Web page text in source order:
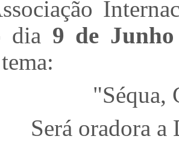
dia 9 de
"Séqua,
Será oradora a